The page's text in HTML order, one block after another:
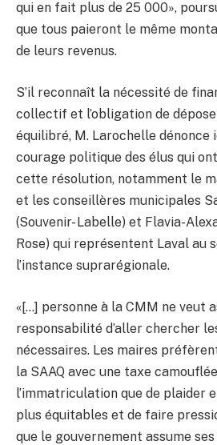
qui en fait plus de 25 000»,
que tous paieront le même
de leurs revenus.
S’il reconnaît la nécessité de
collectif et l’obligation de
équilibré, M. Larochelle dénonce
courage politique des élus qui
cette résolution, notamment le
et les conseillères municipales
(Souvenir- Labelle) et Flavia-
Rose) qui représentent Laval au
l’instance suprarégionale.
«[…] personne à la CMM ne veut
responsabilité d’aller chercher
nécessaires. Les maires
la SAAQ avec une taxe
l’immatriculation que de plaider
plus équitables et de faire
que le gouvernement assume